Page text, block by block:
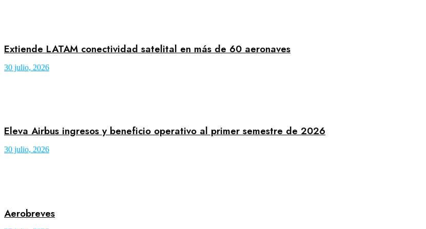
Extiende LATAM conectividad satelital en más de 60 aeronaves
30 julio, 2026
Eleva Airbus ingresos y beneficio operativo al primer semestre de 2026
30 julio, 2026
Aerobreves